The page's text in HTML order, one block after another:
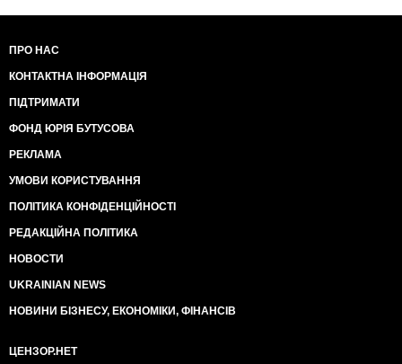
ПРО НАС
КОНТАКТНА ІНФОРМАЦІЯ
ПІДТРИМАТИ
ФОНД ЮРІЯ БУТУСОВА
РЕКЛАМА
УМОВИ КОРИСТУВАННЯ
ПОЛІТИКА КОНФІДЕНЦІЙНОСТІ
РЕДАКЦІЙНА ПОЛІТИКА
НОВОСТИ
UKRAINIAN NEWS
НОВИНИ БІЗНЕСУ, ЕКОНОМІКИ, ФІНАНСІВ
ЦЕНЗОР.НЕТ